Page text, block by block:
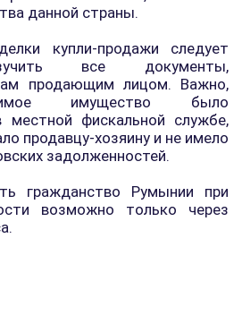
данной страны.
купли-продажи следует
все документы,
продающим лицом. Важно,
имущество было
местной фискальной службе,
продавцу-хозяину и не имело
задолженностей.
гражданство Румынии при
возможно только через